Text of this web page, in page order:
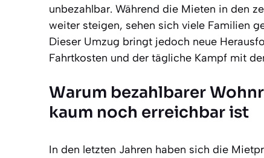
unbezahlbar. Während die Mieten in den
weiter steigen, sehen sich viele Familien
Dieser Umzug bringt jedoch neue
Fahrtkosten und der tägliche Kampf mit
Warum bezahlbarer
kaum noch erreichbar ist
In den letzten Jahren haben sich die